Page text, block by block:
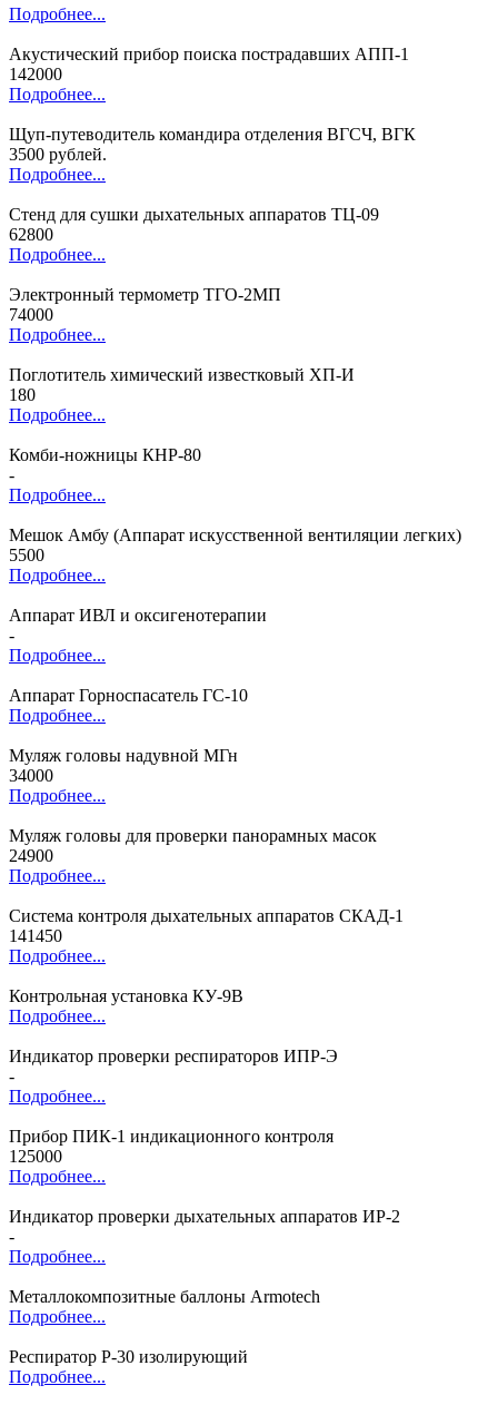
Подробнее...
Акустический прибор поиска пострадавших АПП-1
142000
Подробнее...
Щуп-путеводитель командира отделения ВГСЧ, ВГК
3500 рублей.
Подробнее...
Стенд для сушки дыхательных аппаратов ТЦ-09
62800
Подробнее...
Электронный термометр ТГО-2МП
74000
Подробнее...
Поглотитель химический известковый ХП-И
180
Подробнее...
Комби-ножницы КНР-80
-
Подробнее...
Мешок Амбу (Аппарат искусственной вентиляции легких)
5500
Подробнее...
Аппарат ИВЛ и оксигенотерапии
-
Подробнее...
Аппарат Горноспасатель ГС-10
Подробнее...
Муляж головы надувной МГн
34000
Подробнее...
Муляж головы для проверки панорамных масок
24900
Подробнее...
Система контроля дыхательных аппаратов СКАД-1
141450
Подробнее...
Контрольная установка КУ-9В
Подробнее...
Индикатор проверки респираторов ИПР-Э
-
Подробнее...
Прибор ПИК-1 индикационного контроля
125000
Подробнее...
Индикатор проверки дыхательных аппаратов ИР-2
-
Подробнее...
Металлокомпозитные баллоны Armotech
Подробнее...
Респиратор Р-30 изолирующий
Подробнее...